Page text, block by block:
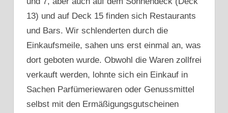
13) und auf Deck 15 finden sich Restaurants
und Bars. Wir schlenderten durch die
Einkaufsmeile, sahen uns erst einmal an, was
dort geboten wurde. Obwohl die Waren zollfrei
verkauft werden, lohnte sich ein Einkauf in
Sachen Parfümeriewaren oder Genussmittel
selbst mit den Ermäßigungsgutscheinen